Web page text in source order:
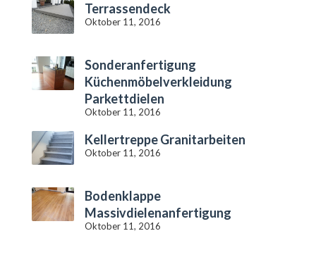
Terrassendeck
Oktober 11, 2016
Sonderanfertigung
Küchenmöbelverkleidung
Parkettdielen
Oktober 11, 2016
Kellertreppe Granitarbeiten
Oktober 11, 2016
Bodenklappe
Massivdielenanfertigung
Oktober 11, 2016